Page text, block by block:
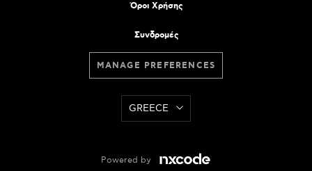
Όροι Χρήσης
Συνδρομές
MANAGE PREFERENCES
GREECE
Powered by